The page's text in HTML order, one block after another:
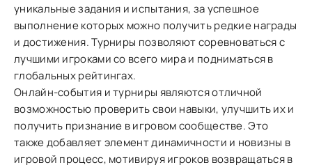
уникальные задания и испытания, за успешное
выполнение которых можно получить редкие награды
и достижения. Турниры позволяют соревноваться с
лучшими игроками со всего мира и подниматься в
глобальных рейтингах.
Онлайн-события и турниры являются отличной
возможностью проверить свои навыки, улучшить их и
получить признание в игровом сообществе. Это
также добавляет элемент динамичности и новизны в
игровой процесс, мотивируя игроков возвращаться в